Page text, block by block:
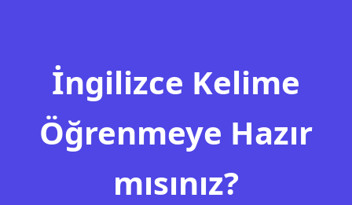
İngilizce Kelime
Öğrenmeye Hazır
mısınız?